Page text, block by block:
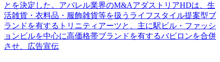
とを決定した。アパレル業界のM&AアダストリアHDは、生
活雑貨・衣料品・服飾雑貨等を扱うライフスタイル提案型ブ
ランドを有するトリニティアーツと、主に駅ビル・ファッシ
ョンビルを中心に高価格帯ブランドを有するバビロンを合併
させ、広告宣伝